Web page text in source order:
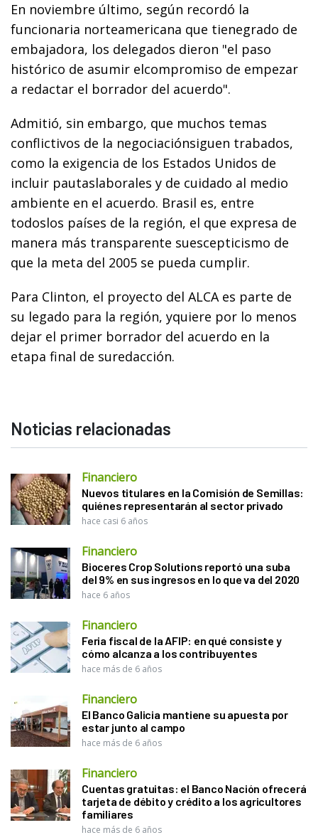
En noviembre último, según recordó la
funcionaria norteamericana que tienegrado de
embajadora, los delegados dieron "el paso
histórico de asumir elcompromiso de empezar
a redactar el borrador del acuerdo".
Admitió, sin embargo, que muchos temas
conflictivos de la negociaciónsiguen trabados,
como la exigencia de los Estados Unidos de
incluir pautaslaborales y de cuidado al medio
ambiente en el acuerdo. Brasil es, entre
todoslos países de la región, el que expresa de
manera más transparente suescepticismo de
que la meta del 2005 se pueda cumplir.
Para Clinton, el proyecto del ALCA es parte de
su legado para la región, yquiere por lo menos
dejar el primer borrador del acuerdo en la
etapa final de suredacción.
Noticias relacionadas
Financiero
Nuevos titulares en la Comisión de Semillas:
quiénes representarán al sector privado
hace casi 6 años
Financiero
Bioceres Crop Solutions reportó una suba
del 9% en sus ingresos en lo que va del 2020
hace 6 años
Financiero
Feria fiscal de la AFIP: en qué consiste y
cómo alcanza a los contribuyentes
hace más de 6 años
Financiero
El Banco Galicia mantiene su apuesta por
estar junto al campo
hace más de 6 años
Financiero
Cuentas gratuitas: el Banco Nación ofrecerá
tarjeta de débito y crédito a los agricultores
familiares
hace más de 6 años